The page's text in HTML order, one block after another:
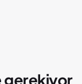
gerekiyor